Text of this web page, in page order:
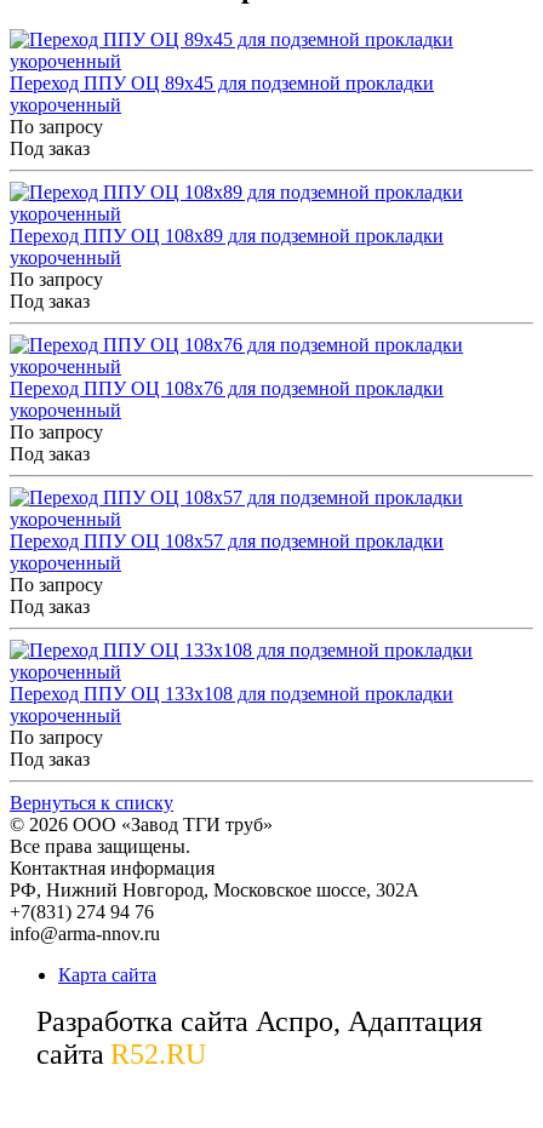
Переход ППУ ОЦ 89x45 для подземной прокладки
укороченный
По запросу
Под заказ
Переход ППУ ОЦ 108x89 для подземной прокладки
укороченный
По запросу
Под заказ
Переход ППУ ОЦ 108x76 для подземной прокладки
укороченный
По запросу
Под заказ
Переход ППУ ОЦ 108x57 для подземной прокладки
укороченный
По запросу
Под заказ
Переход ППУ ОЦ 133x108 для подземной прокладки
укороченный
По запросу
Под заказ
Вернуться к списку
© 2026 ООО «Завод ТГИ труб»
Все права защищены.
Контактная информация
РФ, Нижний Новгород, Московское шоссе, 302А
+7(831) 274 94 76
info@arma-nnov.ru
Карта сайта
Разработка сайта Аспро, Адаптация
сайта R52.RU